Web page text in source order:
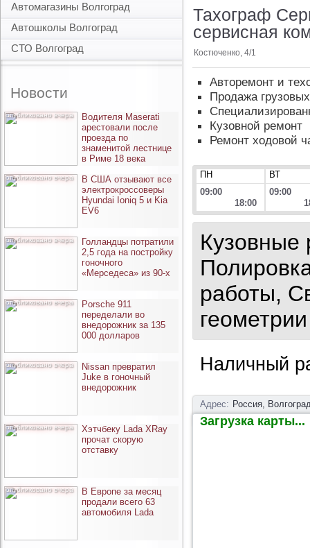
Автомагазины Волгоград
Автошколы Волгоград
СТО Волгоград
Новости
опубликовано вчера
Водителя Maserati
арестовали после
проезда по
знаменитой лестнице
в Риме 18 века
опубликовано вчера
В США отзывают все
электрокроссоверы
Hyundai Ioniq 5 и Kia
EV6
опубликовано вчера
Голландцы потратили
2,5 года на постройку
гоночного
«Мерседеса» из 90-х
опубликовано вчера
Porsche 911
переделали во
внедорожник за 135
000 долларов
опубликовано вчера
Nissan превратил
Juke в гоночный
внедорожник
опубликовано вчера
Хэтчбеку Lada XRay
прочат скорую
отставку
опубликовано вчера
В Европе за месяц
продали всего 63
автомобиля Lada
Тахограф
сервисная
Костюченко, 4/1
Авторемонт и
Продажа
Кузовной ремонт
Ремонт ходовой
ПН
ВТ
09:00
18:00
09:00
Кузовные
работы,
Наличный
Адрес: Россия,
Загрузка карты...